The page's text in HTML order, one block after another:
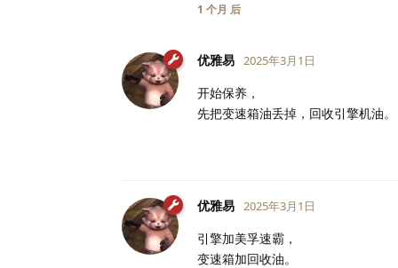
1 个月 后
优雅易 2025年3月1日
开始保养，
先把变速箱油丢掉，回收引擎机油。
优雅易 2025年3月1日
引擎加美孚速霸，
变速箱加回收油。